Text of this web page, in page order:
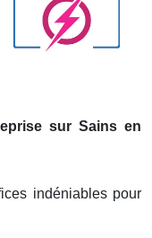
sur Sains en
indéniables pour